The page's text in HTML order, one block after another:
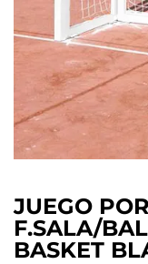
JUEGO
F.SALA/
BASKET